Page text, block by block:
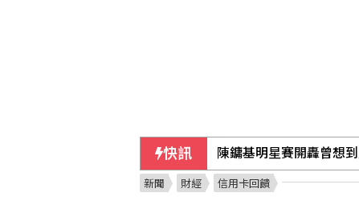
快訊 陳鏞基明星賽開轟曾想
新聞 財經 信用卡回饋